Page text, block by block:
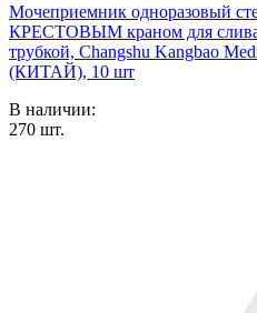
Мочеприемник одноразовый
КРЕСТОВЫМ краном для слива
трубкой, Changshu Kangbao
(КИТАЙ), 10 шт
В наличии:
270 шт.